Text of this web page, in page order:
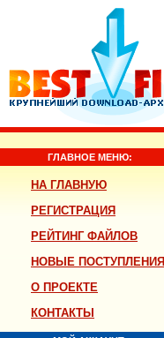
ГЛАВНОЕ МЕНЮ:
НА ГЛАВНУЮ
РЕГИСТРАЦИЯ
РЕЙТИНГ ФАЙЛОВ
НОВЫЕ ПОСТУПЛЕНИЯ
О ПРОЕКТЕ
КОНТАКТЫ